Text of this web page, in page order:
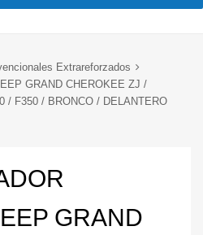
Extrareforzados
GRAND CHEROKEE ZJ /
/ F350 / BRONCO / DELANTERO
GRAND